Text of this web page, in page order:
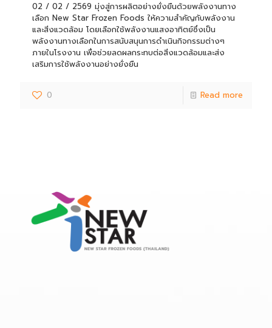
02 / 02 / 2569 มุ่งสู่การผลิตอย่างยั่งยืนด้วยพลังงานทาง
เลือก New Star Frozen Foods ให้ความสำคัญกับพลังงาน
และสิ่งแวดล้อม โดยเลือกใช้พลังงานแสงอาทิตย์ซึ่งเป็น
พลังงานทางเลือกในการสนับสนุนการดำเนินกิจกรรมต่างๆ
ภายในโรงงาน เพื่อช่วยลดผลกระทบต่อสิ่งแวดล้อมและส่ง
เสริมการใช้พลังงานอย่างยั่งยืน
0 Read more